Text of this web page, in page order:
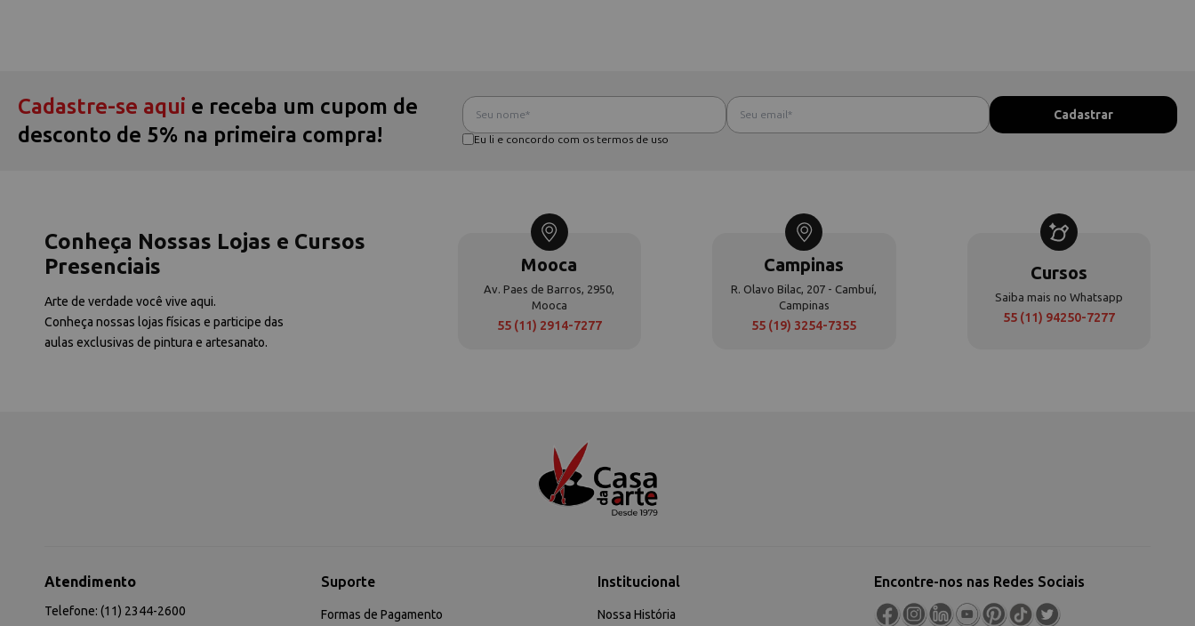
Cadastre-se aqui e receba um cupom de
desconto de 5% na primeira compra!
Eu li e concordo com os termos de uso
Conheça Nossas Lojas e Cursos
Presenciais
Arte de verdade você vive aqui.
Conheça nossas lojas físicas e participe das
aulas exclusivas de pintura e artesanato.
Mooca
Av. Paes de Barros, 2950,
Mooca
55 (11) 2914-7277
Campinas
R. Olavo Bilac, 207 - Cambuí,
Campinas
55 (19) 3254-7355
Cursos
Saiba mais no Whatsapp
55 (11) 94250-7277
Atendimento
Telefone: (11) 2344-2600
Suporte
Formas de Pagamento
Institucional
Nossa História
Encontre-nos nas Redes Sociais